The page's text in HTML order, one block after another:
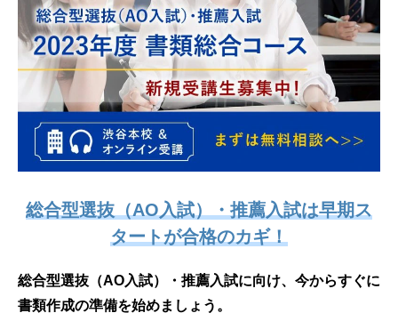
総合型選抜（AO入試）・推薦入試は早期ス
タートが合格のカギ！
総合型選抜（AO入試）・推薦入試に向け、今からすぐに
書類作成の準備を始めましょう。